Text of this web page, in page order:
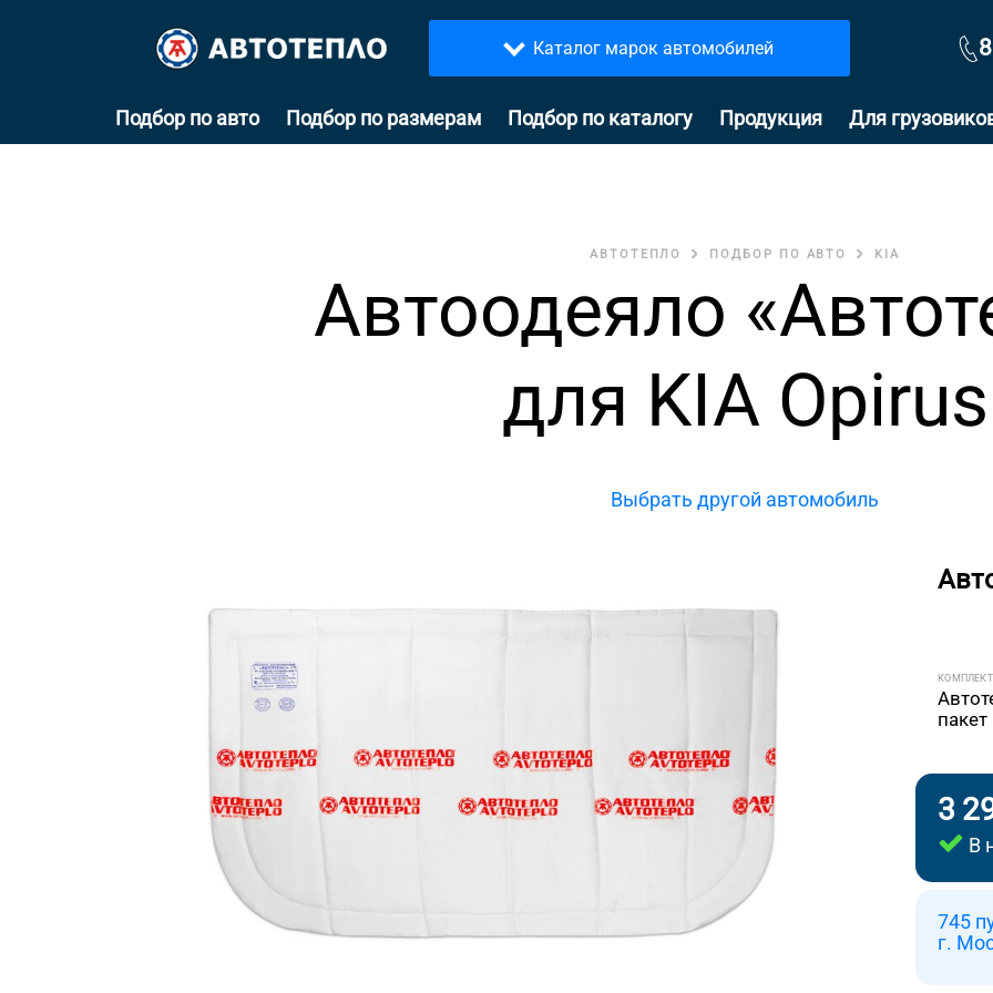
Каталог марок автомобилей
Подбор по авто Подбор по размерам Подбор по каталогу Продукция Для
АВТОТЕПЛО ПОДБОР ПО АВТО KIA
Автоодеяло
для KIA Opirus
Выбрать другой автомобиль
пакет
3
В
745
г.